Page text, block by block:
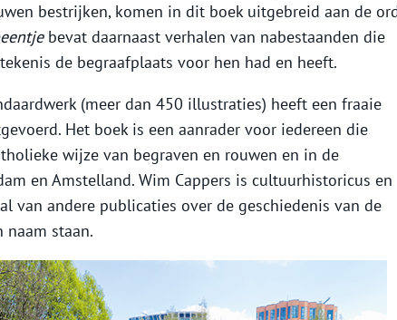
bestrijken, komen in dit boek uitgebreid aan de
bevat daarnaast verhalen van nabestaanden die
de begraafplaats voor hen had en heeft.
(meer dan 450 illustraties) heeft een fraaie
Het boek is een aanrader voor iedereen die
wijze van begraven en rouwen en in de
en Amstelland. Wim Cappers is cultuurhistoricus en
van andere publicaties over de geschiedenis van de
staan.